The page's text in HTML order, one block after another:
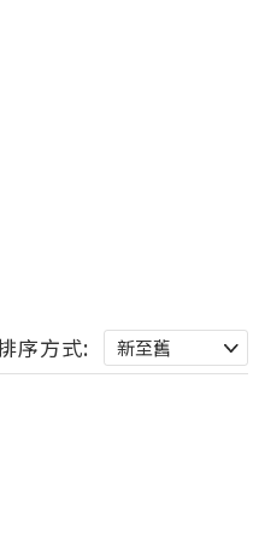
序方式: